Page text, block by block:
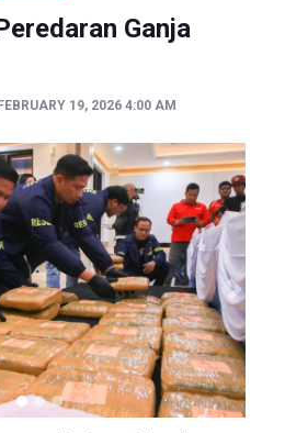
Kehadiran AI Factory Perkuat Posisi
Ganja
19, 2026 4:00 AM
Next